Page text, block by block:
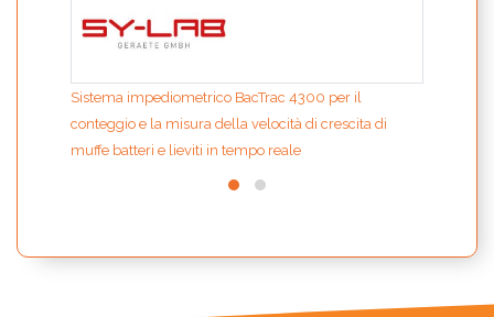
Sistema impediometrico BacTrac 4300 per il
conteggio e la misura della velocità di crescita di
muffe batteri e lieviti in tempo reale